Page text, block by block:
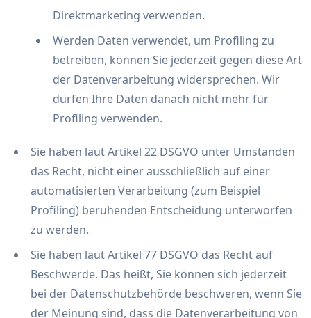
Direktmarketing verwenden.
Werden Daten verwendet, um Profiling zu
betreiben, können Sie jederzeit gegen diese Art
der Datenverarbeitung widersprechen. Wir
dürfen Ihre Daten danach nicht mehr für
Profiling verwenden.
Sie haben laut Artikel 22 DSGVO unter Umständen
das Recht, nicht einer ausschließlich auf einer
automatisierten Verarbeitung (zum Beispiel
Profiling) beruhenden Entscheidung unterworfen
zu werden.
Sie haben laut Artikel 77 DSGVO das Recht auf
Beschwerde. Das heißt, Sie können sich jederzeit
bei der Datenschutzbehörde beschweren, wenn Sie
der Meinung sind, dass die Datenverarbeitung von